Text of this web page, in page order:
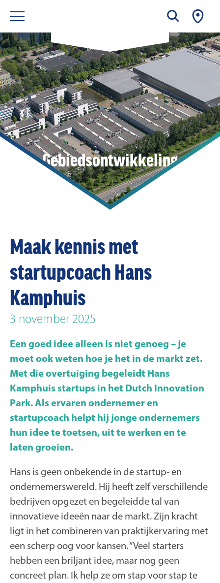
Gebiedsontwikkeling
Maak kennis met
startupcoach Hans
Kamphuis
3 november 2025
Een goed idee alleen is niet genoeg – je
moet ook weten hoe je het in de markt zet.
Met die overtuiging begeleidt Hans
Kamphuis startups in het Dutch Innovation
Park. Als ervaren ondernemer en
startupcoach helpt hij jonge ondernemers
hun idee te toetsen, uit te werken en te
laten groeien.
Hans is geen onbekende in de startup- en
ondernemerswereld. Hij heeft zelf verschillende
bedrijven opgezet en begeleidde tal van
innovatieve ideeën naar de markt. Zijn kracht
ligt in het combineren van praktijkervaring met
een scherp oog voor kansen. “Veel starters
hebben een briljant idee, maar nog geen
concreet plan. Ik help ze om stap voor stap te